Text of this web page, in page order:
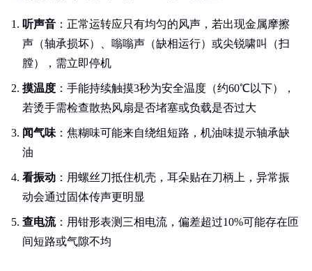
听声音 ：正常运转应只有均匀的风声，若出现金属摩擦
声（轴承损坏）、嗡嗡声（缺相运行）或尖锐啸叫（扫
膛），需立即停机
摸温度 ：手能持续触摸3秒为安全温度（约60℃以下），
若烫手需检查散热风扇是否堵塞或负载是否过大
闻气味 ：焦糊味可能来自绕组短路，机油味提示轴承缺
油
看振动 ：用螺丝刀抵住机壳，耳朵贴在刀柄上，异常振
动会通过固体传声更明显
查电流：用钳形表测三相电流，偏差超过10%可能存在匝
间短路或气隙不均